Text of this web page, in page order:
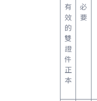
有
效
的
雙
證
件
正
本
必
要